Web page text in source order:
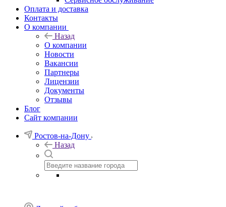
Оплата и доставка
Контакты
О компании
Назад
О компании
Новости
Вакансии
Партнеры
Лицензии
Документы
Отзывы
Блог
Сайт компании
Ростов-на-Дону
Назад